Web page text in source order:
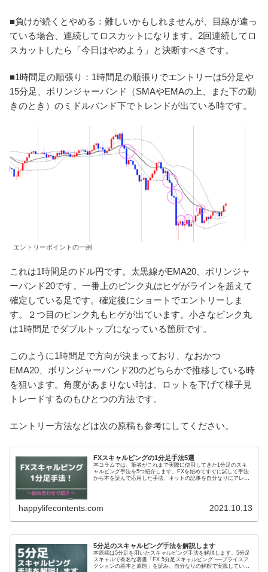
■負けが続くとやめる：難しいかもしれませんが、目線が違っ
ている場合、連続してロスカットになります。2回連続してロ
スカットしたら「今日はやめよう」と決断すべきです。
■1時間足の順張り：1時間足の順張りでエントリーは5分足や
15分足、ボリンジャーバンド（SMAやEMAの上、また下の動
きのとき）のミドルバンド下でトレンドが出ている時です。
エントリーポイントの一例
これは1時間足のドル円です。太黒線がEMA20、ボリンジャ
ーバンド20です。一番上のピンク丸はヒゲがラインを超えて
確定している足です。確定後にショートでエントリーしま
す。２つ目のピンク丸もヒゲが出ています。小さなピンク丸
は1時間足でダブルトップになっている箇所です。
このように1時間足で方向が決まっており、なおかつ
EMA20、ボリンジャーバンド20のどちらかで推移している時
を狙います。角度があまりない時は、ロットを下げて様子見
トレードするのもひとつの方法です。
エントリー方法などは次の原稿も参考にしてください。
FXスキャルピングの1分足手法5選
本コラムでは、筆者がこれまで実際に使用してきた1分足のスキ
ャルピング手法を5つ紹介します。FXを始めてすぐに試して手法
から本を読んで応用した手法、ネットの記事を自分なりにアレン
happylifecontents.com 2021.10.13
5分足のスキャルピング手法を解説します
本原稿は5分足を用いたスキャルピング手法を解説します。5分足
スキャルで有名な著書「FX 5分足スキャルピング ──プライスア
クションの基本と原則」を読み、自分なりの解釈で実践している